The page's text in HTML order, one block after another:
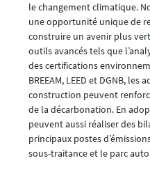
le changement climatique.
une opportunité unique de
construire un avenir plus
outils avancés tels que
des certifications
BREEAM, LEED et DGNB, les
construction peuvent
de la décarbonation. En
peuvent aussi réaliser des
principaux postes
sous-traitance et le parc